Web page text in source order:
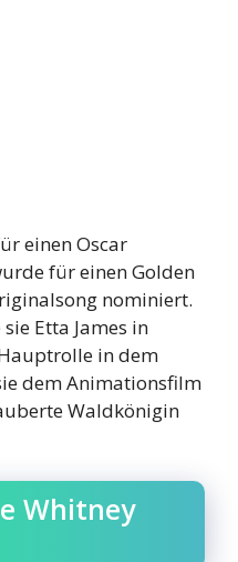
einen Oscar
für einen Golden
nominiert.
Etta James in
in dem
dem Animationsfilm
Waldkönigin
Whitney